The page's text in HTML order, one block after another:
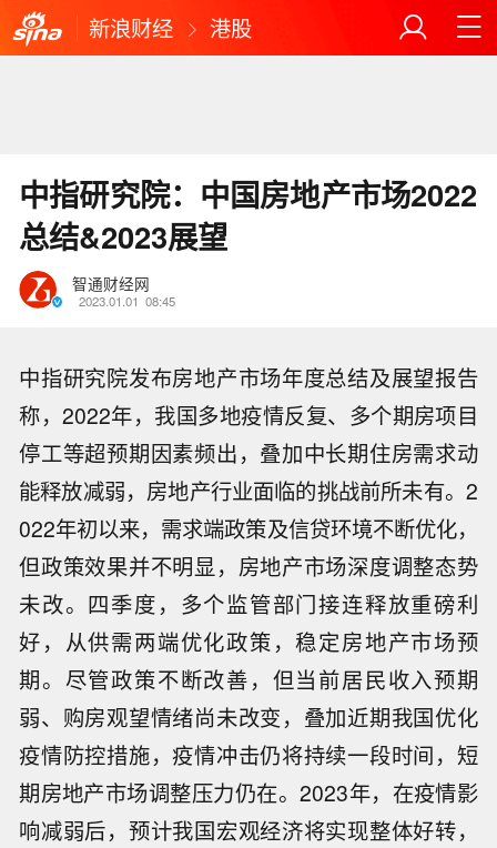
新浪财经 港股
中指研究院：中国房地产市场2022
总结&2023展望
智通财经网
2023.01.01 08:45
中指研究院发布房地产市场年度总结及展望报告
称，2022年，我国多地疫情反复、多个期房项目
停工等超预期因素频出，叠加中长期住房需求动
能释放减弱，房地产行业面临的挑战前所未有。2
022年初以来，需求端政策及信贷环境不断优化，
但政策效果并不明显，房地产市场深度调整态势
未改。四季度，多个监管部门接连释放重磅利
好，从供需两端优化政策，稳定房地产市场预
期。尽管政策不断改善，但当前居民收入预期
弱、购房观望情绪尚未改变，叠加近期我国优化
疫情防控措施，疫情冲击仍将持续一段时间，短
期房地产市场调整压力仍在。2023年，在疫情影
响减弱后，预计我国宏观经济将实现整体好转，